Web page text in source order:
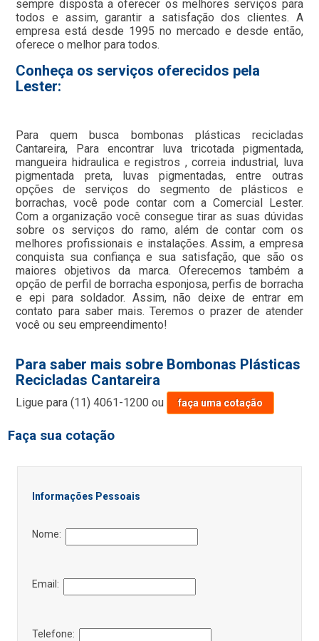
sempre disposta a oferecer os melhores serviços para
todos e assim, garantir a satisfação dos clientes. A
empresa está desde 1995 no mercado e desde então,
oferece o melhor para todos.
Conheça os serviços oferecidos pela
Lester:
Para quem busca bombonas plásticas recicladas
Cantareira, Para encontrar luva tricotada pigmentada,
mangueira hidraulica e registros , correia industrial, luva
pigmentada preta, luvas pigmentadas, entre outras
opções de serviços do segmento de plásticos e
borrachas, você pode contar com a Comercial Lester.
Com a organização você consegue tirar as suas dúvidas
sobre os serviços do ramo, além de contar com os
melhores profissionais e instalações. Assim, a empresa
conquista sua confiança e sua satisfação, que são os
maiores objetivos da marca. Oferecemos também a
opção de perfil de borracha esponjosa, perfis de borracha
e epi para soldador. Assim, não deixe de entrar em
contato para saber mais. Teremos o prazer de atender
você ou seu empreendimento!
Para saber mais sobre Bombonas Plásticas
Recicladas Cantareira
Ligue para(11) 4061-1200 ou faça uma cotação
Faça sua cotação
Informações Pessoais
Nome:
Email:
Telefone: